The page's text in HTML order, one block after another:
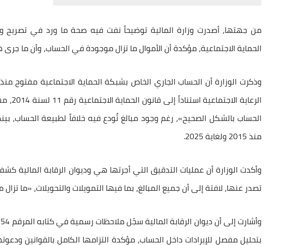
من جهتها، أصدرت وزارة المالية توضيحاً نفت فيه صحة ما ورد في
الحماية الاجتماعية، مؤكدة أن الأموال ما تزال موجودة في الحساب، وأن ما
الحساب بالشكل الصحيح»، رغم وجود مبالغ تُودع فيه خلافاً لطبيعة الحساب،
منذ 2015 ولغاية 2025.
وأكدت الوزارة أن عمليات التدقيق التي أجرتها هي وديوان الرقابة المالية
تصدر عنها، لافتة إلى أن جميع المبالغ، بما فيها التمويلات والتحويلات، «ما
بتحليل مفصل للإيرادات داخل الحساب، مؤكدة التزامها الكامل بالقوانين